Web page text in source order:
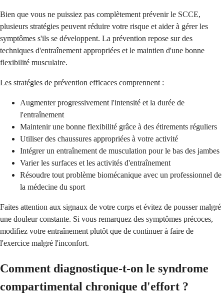
Bien que vous ne puissiez pas complètement prévenir le SCCE,
plusieurs stratégies peuvent réduire votre risque et aider à gérer les
symptômes s'ils se développent. La prévention repose sur des
techniques d'entraînement appropriées et le maintien d'une bonne
flexibilité musculaire.
Les stratégies de prévention efficaces comprennent :
Augmenter progressivement l'intensité et la durée de
l'entraînement
Maintenir une bonne flexibilité grâce à des étirements réguliers
Utiliser des chaussures appropriées à votre activité
Intégrer un entraînement de musculation pour le bas des jambes
Varier les surfaces et les activités d'entraînement
Résoudre tout problème biomécanique avec un professionnel de
la médecine du sport
Faites attention aux signaux de votre corps et évitez de pousser malgré
une douleur constante. Si vous remarquez des symptômes précoces,
modifiez votre entraînement plutôt que de continuer à faire de
l'exercice malgré l'inconfort.
Comment diagnostique-t-on le syndrome
compartimental chronique d'effort ?